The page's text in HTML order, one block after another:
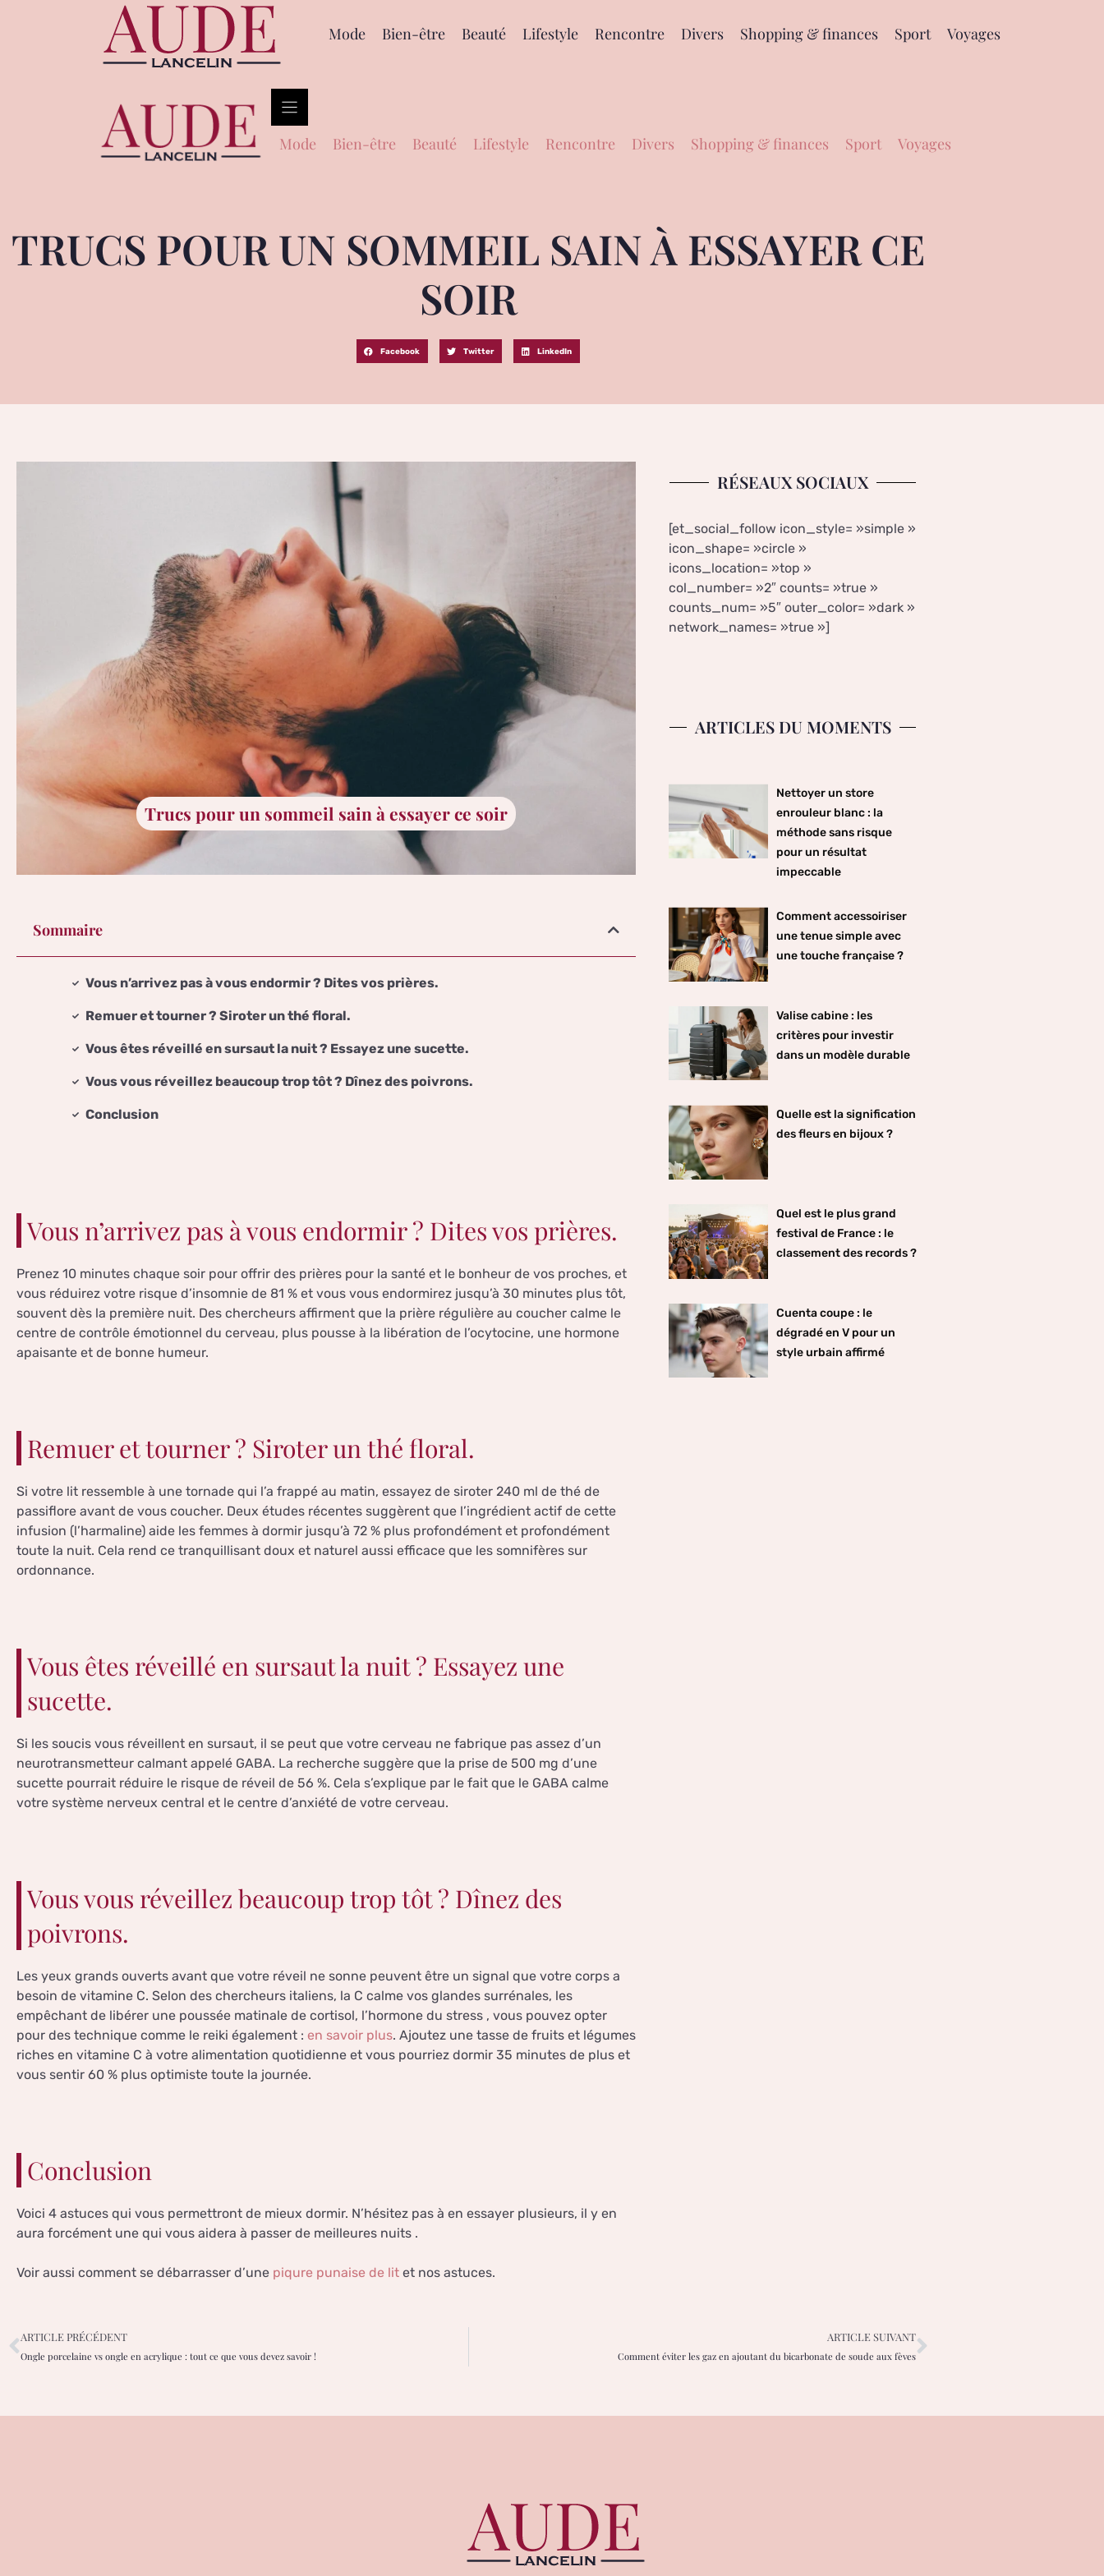
Mode Bien-être Beauté Lifestyle Rencontre Divers Shopping & finances Sport Voyages
Mode Bien-être Beauté Lifestyle Rencontre Divers Shopping & finances Sport Voyages
TRUCS POUR UN SOMMEIL SAIN À ESSAYER CE
SOIR
Facebook Twitter LinkedIn
Trucs pour un sommeil sain à essayer ce soir
Sommaire
Vous n’arrivez pas à vous endormir ? Dites vos prières.
Remuer et tourner ? Siroter un thé floral.
Vous êtes réveillé en sursaut la nuit ? Essayez une sucette.
Vous vous réveillez beaucoup trop tôt ? Dînez des poivrons.
Conclusion
Vous n’arrivez pas à vous endormir ? Dites vos prières.
Prenez 10 minutes chaque soir pour offrir des prières pour la santé et le bonheur de vos proches, et
vous réduirez votre risque d’insomnie de 81 % et vous vous endormirez jusqu’à 30 minutes plus tôt,
souvent dès la première nuit. Des chercheurs affirment que la prière régulière au coucher calme le
centre de contrôle émotionnel du cerveau, plus pousse à la libération de l’ocytocine, une hormone
apaisante et de bonne humeur.
Remuer et tourner ? Siroter un thé floral.
Si votre lit ressemble à une tornade qui l’a frappé au matin, essayez de siroter 240 ml de thé de
passiflore avant de vous coucher. Deux études récentes suggèrent que l’ingrédient actif de cette
infusion (l’harmaline) aide les femmes à dormir jusqu’à 72 % plus profondément et profondément
toute la nuit. Cela rend ce tranquillisant doux et naturel aussi efficace que les somnifères sur
ordonnance.
Vous êtes réveillé en sursaut la nuit ? Essayez une
sucette.
Si les soucis vous réveillent en sursaut, il se peut que votre cerveau ne fabrique pas assez d’un
neurotransmetteur calmant appelé GABA. La recherche suggère que la prise de 500 mg d’une
sucette pourrait réduire le risque de réveil de 56 %. Cela s’explique par le fait que le GABA calme
votre système nerveux central et le centre d’anxiété de votre cerveau.
Vous vous réveillez beaucoup trop tôt ? Dînez des
poivrons.
Les yeux grands ouverts avant que votre réveil ne sonne peuvent être un signal que votre corps a
besoin de vitamine C. Selon des chercheurs italiens, la C calme vos glandes surrénales, les
empêchant de libérer une poussée matinale de cortisol, l’hormone du stress , vous pouvez opter
pour des technique comme le reiki également : en savoir plus. Ajoutez une tasse de fruits et légumes
riches en vitamine C à votre alimentation quotidienne et vous pourriez dormir 35 minutes de plus et
vous sentir 60 % plus optimiste toute la journée.
Conclusion
Voici 4 astuces qui vous permettront de mieux dormir. N’hésitez pas à en essayer plusieurs, il y en
aura forcément une qui vous aidera à passer de meilleures nuits .
Voir aussi comment se débarrasser d’une piqure punaise de lit et nos astuces.
RÉSEAUX SOCIAUX
[et_social_follow icon_style= »simple »
icon_shape= »circle »
icons_location= »top »
col_number= »2″ counts= »true »
counts_num= »5″ outer_color= »dark »
network_names= »true »]
ARTICLES DU MOMENTS
Nettoyer un store
enrouleur blanc : la
méthode sans risque
pour un résultat
impeccable
Comment accessoiriser
une tenue simple avec
une touche française ?
Valise cabine : les
critères pour investir
dans un modèle durable
Quelle est la signification
des fleurs en bijoux ?
Quel est le plus grand
festival de France : le
classement des records ?
Cuenta coupe : le
dégradé en V pour un
style urbain affirmé
ARTICLE PRÉCÉDENT
Ongle porcelaine vs ongle en acrylique : tout ce que vous devez savoir !
ARTICLE SUIVANT
Comment éviter les gaz en ajoutant du bicarbonate de soude aux fèves